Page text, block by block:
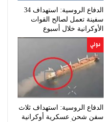
الدفاع الروسية: استهداف 34
سفينة تعمل لصالح القوات
الأوكرانية خلال أسبوع
دولي
الدفاع الروسية: استهداف ثلاث
سفن شحن عسكرية أوكرانية